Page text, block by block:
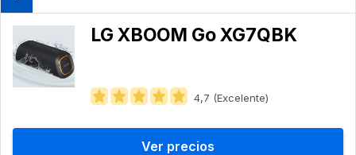
LG XBOOM Go XG7QBK
4,7 (Excelente)
Ver precios